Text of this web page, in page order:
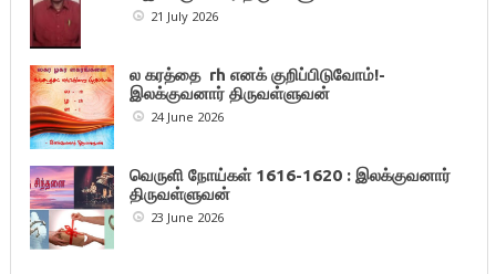
21 July 2026
ல கரத்தை rh எனக் குறிப்பிடுவோம்!-
இலக்குவனார் திருவள்ளுவன்
24 June 2026
வெருளி நோய்கள் 1616-1620 : இலக்குவனார்
திருவள்ளுவன்
23 June 2026